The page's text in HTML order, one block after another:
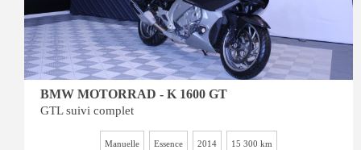
BMW MOTORRAD - K 1600 GT
GTL suivi complet
Manuelle Essence 2014 15 300 km